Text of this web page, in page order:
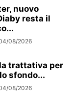
nuovo
resta il
08/2026
trattativa per
sfondo...
08/2026